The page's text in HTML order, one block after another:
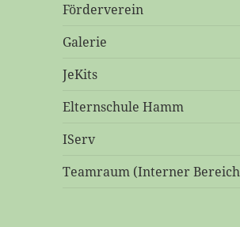
Förderverein
Galerie
JeKits
Elternschule Hamm
IServ
Teamraum (Interner